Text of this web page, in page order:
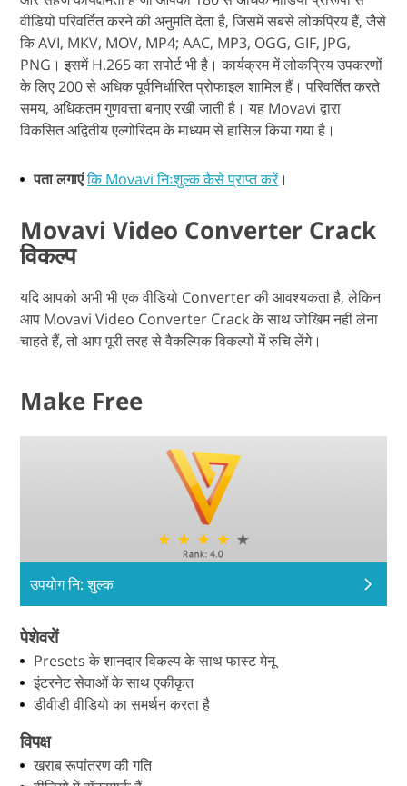
वीडियो परिवर्तित करने की अनुमति देता है, जिसमें सबसे लोकप्रिय हैं, जैसे
कि AVI, MKV, MOV, MP4; AAC, MP3, OGG, GIF, JPG,
PNG। इसमें H.265 का सपोर्ट भी है। कार्यक्रम में लोकप्रिय उपकरणों
के लिए 200 से अधिक पूर्वनिर्धारित प्रोफाइल शामिल हैं। परिवर्तित करते
समय, अधिकतम गुणवत्ता बनाए रखी जाती है। यह Movavi द्वारा
विकसित अद्वितीय एल्गोरिदम के माध्यम से हासिल किया गया है।
पता लगाएंकि Movavi निःशुल्क कैसे प्राप्त करें।
Movavi Video Converter Crack
विकल्प
यदि आपको अभी भी एक वीडियो Converter की आवश्यकता है, लेकिन
आप Movavi Video Converter Crack के साथ जोखिम नहीं लेना
चाहते हैं, तो आप पूरी तरह से वैकल्पिक विकल्पों में रुचि लेंगे।
Make Free
उपयोग नि: शुल्क
पेशेवरों
Presets के शानदार विकल्प के साथ फास्ट मेनू
इंटरनेट सेवाओं के साथ एकीकृत
डीवीडी वीडियो का समर्थन करता है
विपक्ष
खराब रूपांतरण की गति